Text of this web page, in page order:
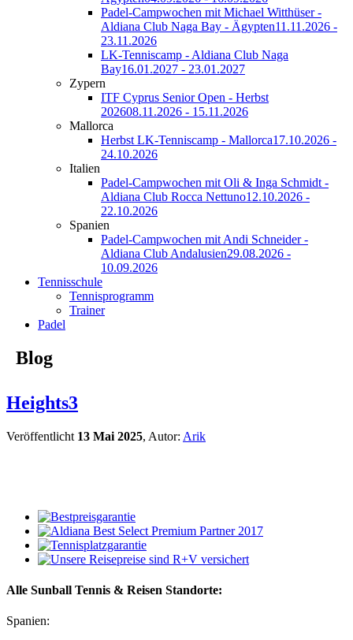
Padel-Campwochen mit Michael Witthüser -
Aldiana Club Naga Bay - Ägypten11.11.2026 -
23.11.2026
LK-Tenniscamp - Aldiana Club Naga
Bay16.01.2027 - 23.01.2027
Zypern
ITF Cyprus Senior Open - Herbst
202608.11.2026 - 15.11.2026
Mallorca
Herbst LK-Tenniscamp - Mallorca17.10.2026 -
24.10.2026
Italien
Padel-Campwochen mit Oli & Inga Schmidt -
Aldiana Club Rocca Nettuno12.10.2026 -
22.10.2026
Spanien
Padel-Campwochen mit Andi Schneider -
Aldiana Club Andalusien29.08.2026 -
10.09.2026
Tennisschule
Tennisprogramm
Trainer
Padel
Blog
Heights3
Veröffentlicht 13 Mai 2025, Autor: Arik
Alle Sunball Tennis & Reisen Standorte:
Spanien: